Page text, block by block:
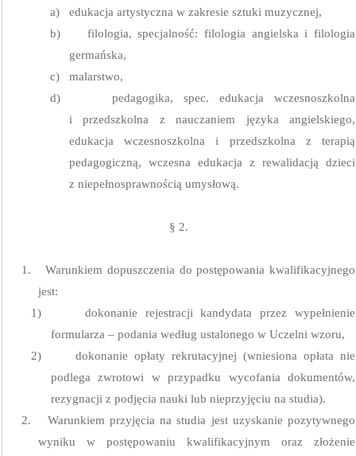
a)
edukacja artystyczna w zakresie sztuki muzycznej,
b)
filologia, specjalność: filologia angielska i filologia
germańska,
c)
malarstwo,
d)
pedagogika, spec. edukacja wczesnoszkolna
i przedszkolna z nauczaniem języka angielskiego,
edukacja wczesnoszkolna i przedszkolna z terapią
pedagogiczną, wczesna edukacja z rewalidacją dzieci
z niepełnosprawnością umysłową.
§ 2.
1.
Warunkiem dopuszczenia do postępowania kwalifikacyjnego
jest:
1)
dokonanie rejestracji kandydata przez wypełnienie
formularza – podania według ustalonego w Uczelni wzoru,
2)
dokonanie opłaty rekrutacyjnej (wniesiona opłata nie
podlega zwrotowi w przypadku wycofania dokumentów,
rezygnacji z podjęcia nauki lub nieprzyjęciu na studia).
2.
Warunkiem przyjęcia na studia jest uzyskanie pozytywnego
wyniku w postępowaniu kwalifikacyjnym oraz złożenie